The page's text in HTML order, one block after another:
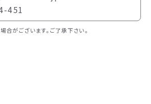
451
合がございます。ご了承下さい。